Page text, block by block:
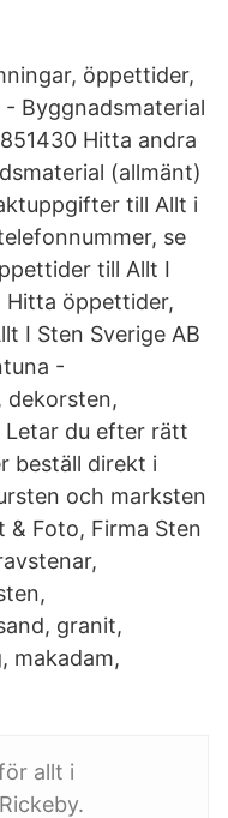
öppettider,
Byggnadsmaterial
Hitta andra
(allmänt)
till Allt i
se
till Allt I
Hitta öppettider,
I Sten Sverige AB
-
dekorsten,
Letar du efter rätt
beställ direkt i
och marksten
& Foto, Firma Sten
granit,
makadam,
allt i